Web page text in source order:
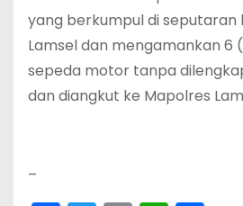
yang berkumpul di seputaran
Lamsel dan mengamankan 6
sepeda motor tanpa
dan diangkut ke Mapolres
–